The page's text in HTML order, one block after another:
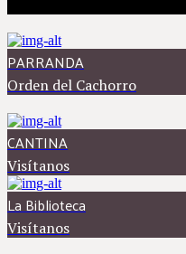
PARRANDA
Orden del Cachorro
CANTINA
Visítanos
La Biblioteca
Visítanos